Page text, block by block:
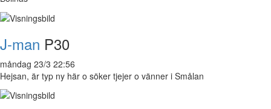
J-man P30
måndag 23/3 22:56
Hejsan, är typ ny här o söker tjejer o vänner i Smålan